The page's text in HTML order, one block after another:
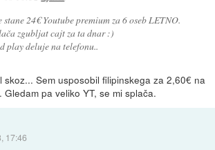
stane 24€ Youtube premium za 6 oseb LETNO.
zgubljat cajt za ta dnar :)
play deluje na telefonu..
skoz... Sem usposobil filipinskega za 2,60€ na
Gledam pa veliko YT, se mi splača.
17:46